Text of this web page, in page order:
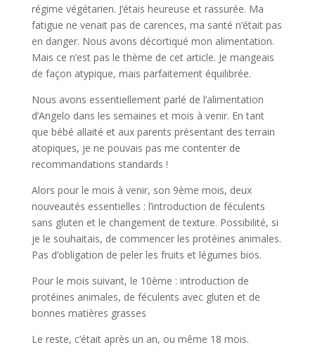
régime végétarien. J’étais heureuse et rassurée. Ma
fatigue ne venait pas de carences, ma santé n’était pas
en danger. Nous avons décortiqué mon alimentation.
Mais ce n’est pas le thème de cet article. Je mangeais
de façon atypique, mais parfaitement équilibrée.
Nous avons essentiellement parlé de l’alimentation
d’Angelo dans les semaines et mois à venir. En tant
que bébé allaité et aux parents présentant des terrain
atopiques, je ne pouvais pas me contenter de
recommandations standards !
Alors pour le mois à venir, son 9ème mois, deux
nouveautés essentielles : l’introduction de féculents
sans gluten et le changement de texture. Possibilité, si
je le souhaitais, de commencer les protéines animales.
Pas d’obligation de peler les fruits et légumes bios.
Pour le mois suivant, le 10ème : introduction de
protéines animales, de féculents avec gluten et de
bonnes matières grasses
Le reste, c’était après un an, ou même 18 mois.